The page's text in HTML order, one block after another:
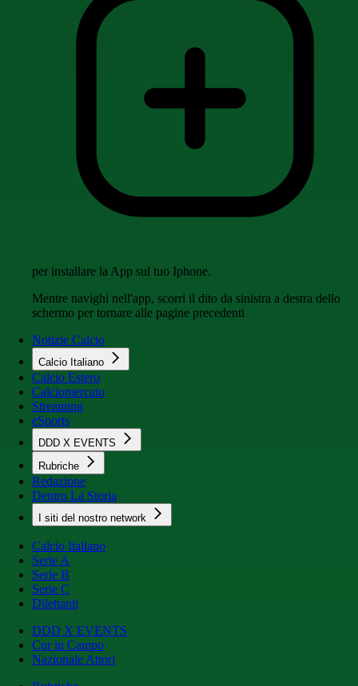
per installare la App sul tuo Iphone.
Mentre navighi nell'app, scorri il dito da sinistra a destra dello
schermo per tornare alle pagine precedenti
Notizie Calcio
Calcio Italiano
Calcio Estero
Calciomercato
Streaming
eSports
DDD X EVENTS
Rubriche
Redazione
Dentro La Storia
I siti del nostro network
Calcio Italiano
Serie A
Serie B
Serie C
Dilettanti
DDD X EVENTS
Cur in Campo
Nazionale Attori